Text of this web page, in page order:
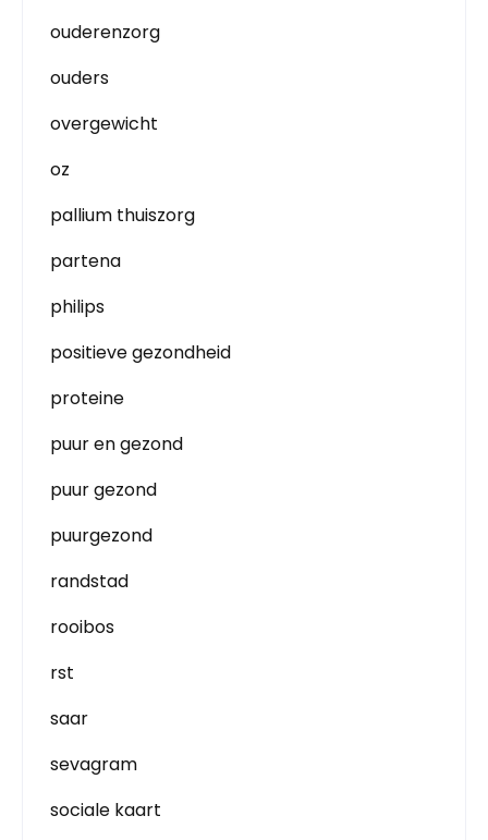
ouderenzorg
ouders
overgewicht
oz
pallium thuiszorg
partena
philips
positieve gezondheid
proteine
puur en gezond
puur gezond
puurgezond
randstad
rooibos
rst
saar
sevagram
sociale kaart